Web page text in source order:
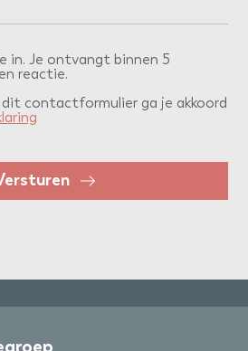
in. Je ontvangt binnen 5
reactie.
contactformulier ga je akkoord